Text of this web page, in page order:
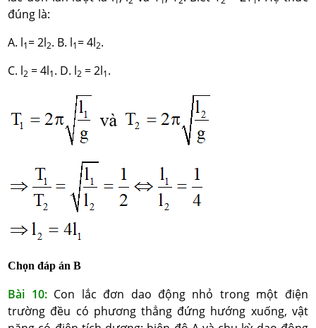
đúng là:
A. l1= 2l2. B. l1= 4l2.
C. l2 = 4l1. D. l2 = 2l1.
Chọn đáp án B
Bài 10: Con lắc đơn dao động nhỏ trong một điện
trường đều có phương thẳng đứng hướng xuống, vật